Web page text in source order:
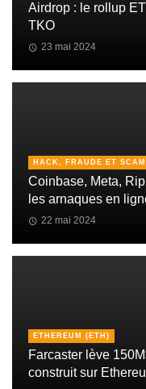
Airdrop : le rollup
TKO
23 mai 2024
HACK, FRAUDE ET SCAM
Coinbase, Meta,
les arnaques en
22 mai 2024
ETHEREUM (ETH)
Farcaster lève
construit sur